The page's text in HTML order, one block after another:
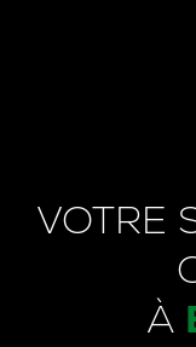
VOTRE
À